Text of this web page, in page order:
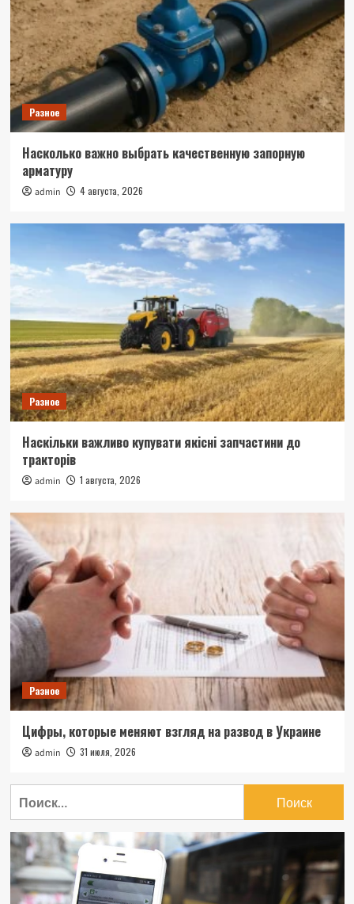
Разное
Насколько важно выбрать качественную запорную
арматуру
admin 4 августа, 2026
Разное
Наскільки важливо купувати якісні запчастини до
тракторів
admin 1 августа, 2026
Разное
Цифры, которые меняют взгляд на развод в Украине
admin 31 июля, 2026